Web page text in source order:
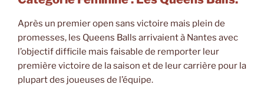
Après un premier open sans victoire mais plein de
promesses, les Queens Balls arrivaient à Nantes avec
l’objectif difficile mais faisable de remporter leur
première victoire de la saison et de leur carrière pour la
plupart des joueuses de l’équipe.